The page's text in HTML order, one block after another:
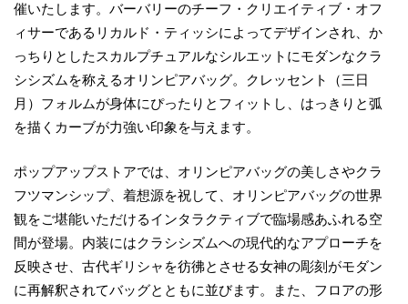
催いたします。バーバリーのチーフ・クリエイティブ・オフ
ィサーであるリカルド・ティッシによってデザインされ、か
っちりとしたスカルプチュアルなシルエットにモダンなクラ
シシズムを称えるオリンピアバッグ。クレッセント（三日
月）フォルムが身体にぴったりとフィットし、はっきりと弧
を描くカーブが力強い印象を与えます。
ポップアップストアでは、オリンピアバッグの美しさやクラ
フツマンシップ、着想源を祝して、オリンピアバッグの世界
観をご堪能いただけるインタラクティブで臨場感あふれる空
間が登場。内装にはクラシシズムへの現代的なアプローチを
反映させ、古代ギリシャを彷彿とさせる女神の彫刻がモダン
に再解釈されてバッグとともに並びます。また、フロアの形